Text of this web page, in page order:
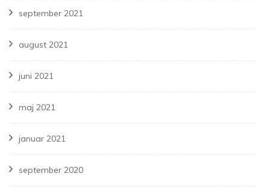
september 2021
august 2021
juni 2021
maj 2021
januar 2021
september 2020